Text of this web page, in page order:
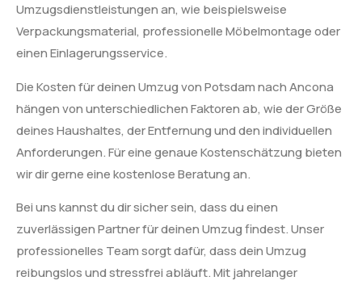
Umzugsdienstleistungen an, wie beispielsweise
Verpackungsmaterial, professionelle Möbelmontage oder
einen Einlagerungsservice.
Die Kosten für deinen Umzug von Potsdam nach Ancona
hängen von unterschiedlichen Faktoren ab, wie der Größe
deines Haushaltes, der Entfernung und den individuellen
Anforderungen. Für eine genaue Kostenschätzung bieten
wir dir gerne eine kostenlose Beratung an.
Bei uns kannst du dir sicher sein, dass du einen
zuverlässigen Partner für deinen Umzug findest. Unser
professionelles Team sorgt dafür, dass dein Umzug
reibungslos und stressfrei abläuft. Mit jahrelanger